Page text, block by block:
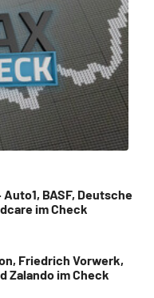
BASF, Deutsche
im Check
Friedrich Vorwerk,
Zalando im Check